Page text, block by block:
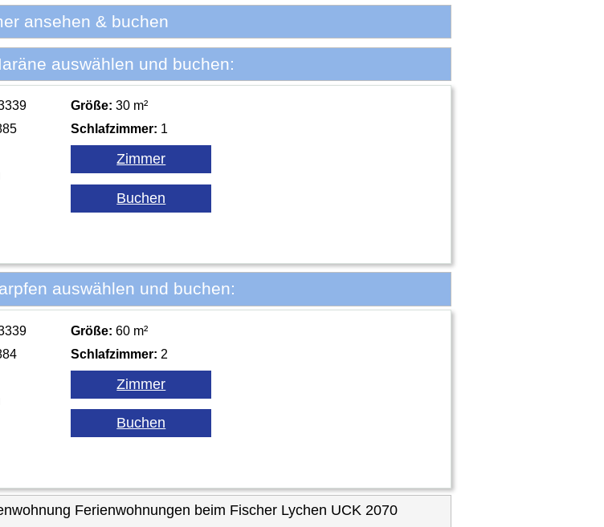
ansehen & buchen
auswählen und buchen:
Größe: 30 m²
Schlafzimmer: 1
auswählen und buchen:
Größe: 60 m²
Schlafzimmer: 2
Ferienwohnungen beim Fischer Lychen UCK 2070